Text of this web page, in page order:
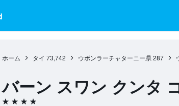
ホーム タイ 73,742 ウボンラーチャターニー県 287
バーン スワン クンタ
4つ星